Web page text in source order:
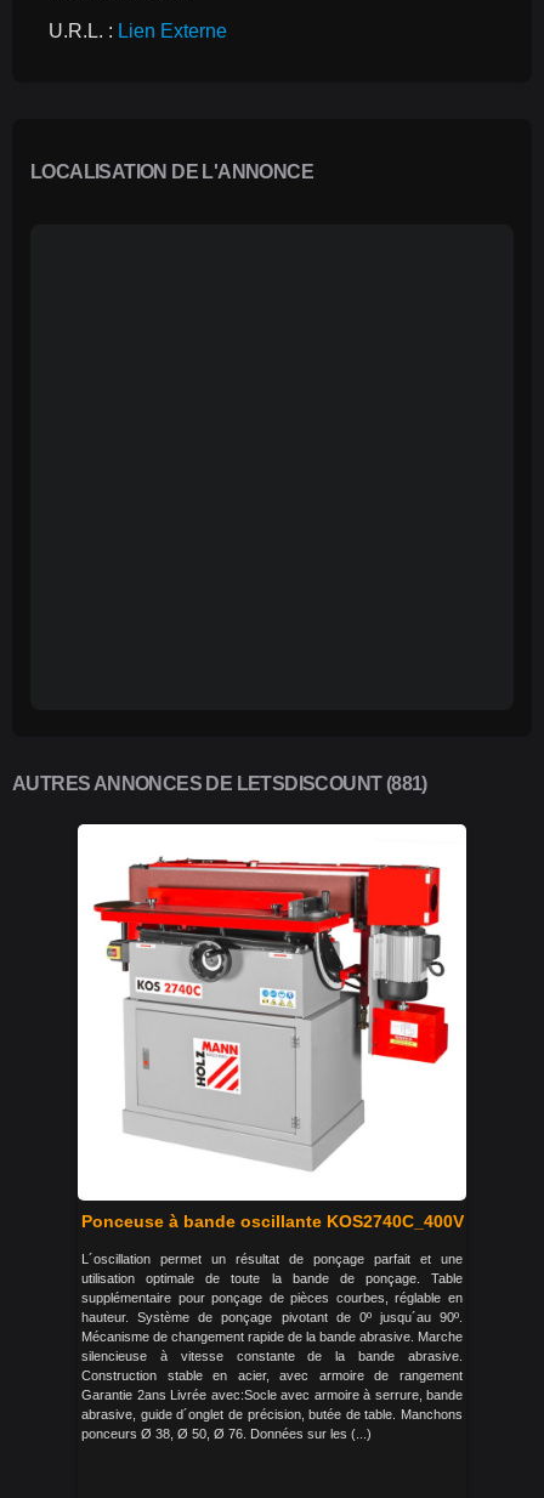
U.R.L. : Lien Externe
LOCALISATION DE L'ANNONCE
AUTRES ANNONCES DE LETSDISCOUNT (881)
Ponceuse à bande oscillante KOS2740C_400V
L´oscillation permet un résultat de ponçage parfait et une
utilisation optimale de toute la bande de ponçage. Table
supplémentaire pour ponçage de pièces courbes, réglable en
hauteur. Système de ponçage pivotant de 0º jusqu´au 90º.
Mécanisme de changement rapide de la bande abrasive. Marche
silencieuse à vitesse constante de la bande abrasive.
Construction stable en acier, avec armoire de rangement
Garantie 2ans Livrée avec:Socle avec armoire à serrure, bande
abrasive, guide d´onglet de précision, butée de table. Manchons
ponceurs Ø 38, Ø 50, Ø 76. Données sur les (...)